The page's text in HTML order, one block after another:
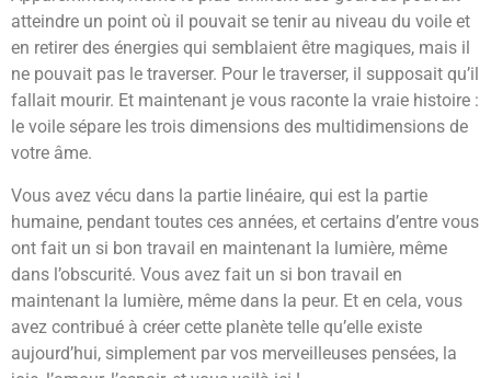
atteindre un point où il pouvait se tenir au niveau du voile et
en retirer des énergies qui semblaient être magiques, mais il
ne pouvait pas le traverser. Pour le traverser, il supposait qu’il
fallait mourir. Et maintenant je vous raconte la vraie histoire :
le voile sépare les trois dimensions des multidimensions de
votre âme.
Vous avez vécu dans la partie linéaire, qui est la partie
humaine, pendant toutes ces années, et certains d’entre vous
ont fait un si bon travail en maintenant la lumière, même
dans l’obscurité. Vous avez fait un si bon travail en
maintenant la lumière, même dans la peur. Et en cela, vous
avez contribué à créer cette planète telle qu’elle existe
aujourd’hui, simplement par vos merveilleuses pensées, la